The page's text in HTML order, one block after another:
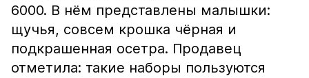
6000. В нём представлены малышки:
щучья, совсем крошка чёрная и
подкрашенная осетра. Продавец
отметила: такие наборы пользуются